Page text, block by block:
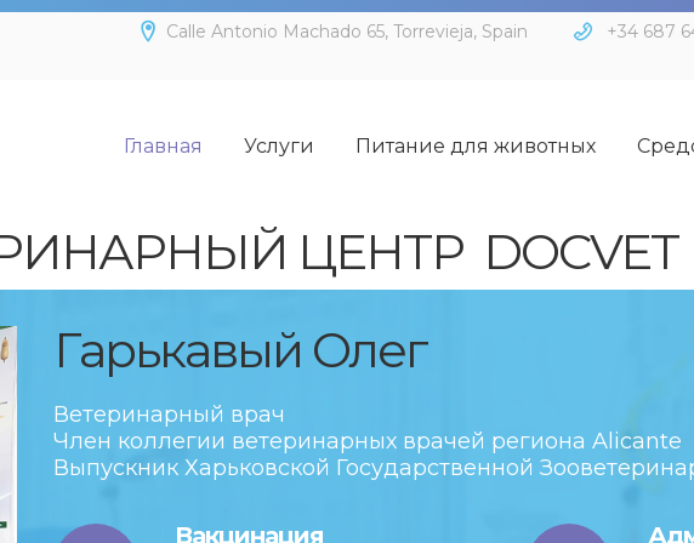
Calle Antonio Machado 65, Torrevieja, Spain +34 687
Главная Услуги Питание для животных
ЦЕНТР DOCVET
Гарькавый Олег
Ветеринарный врач
Член коллегии ветеринарных врачей региона Alicante
Выпускник Харьковской Государственной
Вакцинация